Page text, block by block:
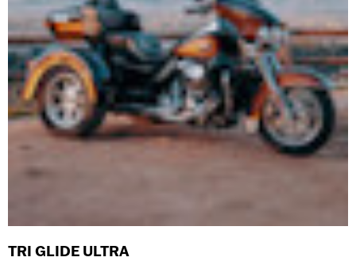
TRI GLIDE ULTRA